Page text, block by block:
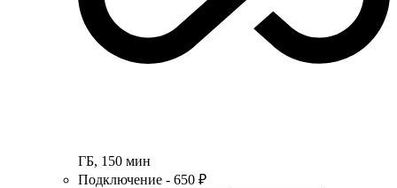
ГБ, 150 мин
Подключение - 650 ₽